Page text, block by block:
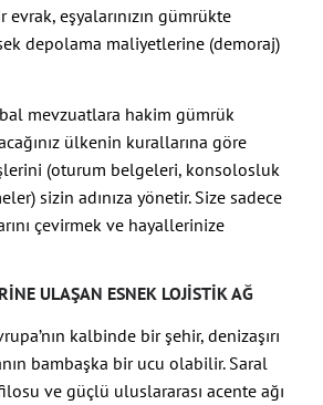
evrak, eşyalarınızın gümrükte
depolama maliyetlerine (demoraj)
mevzuatlara hakim gümrük
ülkenin kurallarına göre
(oturum belgeleri, konsolosluk
sizin adınıza yönetir. Size sadece
çevirmek ve hayallerinize
ULAŞAN ESNEK LOJISTIK AĞ
kalbinde bir şehir, denizaşırı
bambaşka bir ucu olabilir. Saral
ve güçlü uluslararası acente ağı